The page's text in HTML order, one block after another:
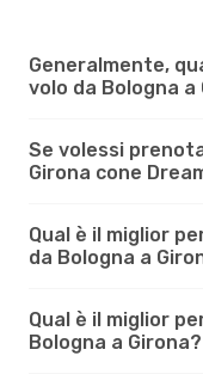
Generalmente,
volo da Bologna a
Se volessi
Girona cone
Qual è il miglior
da Bologna a
Qual è il miglior
Bologna a Girona?